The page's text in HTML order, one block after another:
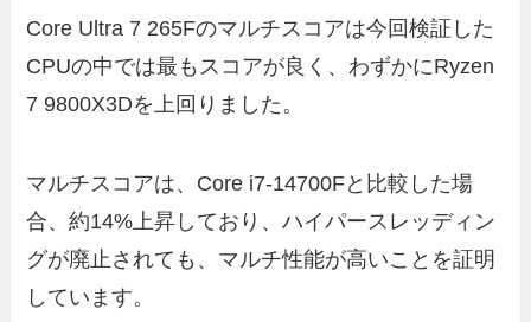
Core Ultra 7 265Fのマルチスコアは今回検証した
CPUの中では最もスコアが良く、わずかにRyzen
7 9800X3Dを上回りました。
マルチスコアは、Core i7-14700Fと比較した場
合、約14%上昇しており、ハイパースレッディン
グが廃止されても、マルチ性能が高いことを証明
しています。